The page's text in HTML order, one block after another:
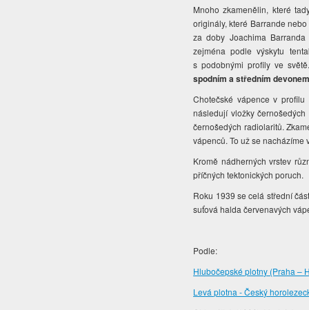
Mnoho zkamenělin, které
originály, které Barrande
za doby Joachima Barranda
zejména podle výskytu
s podobnými profily ve
spodním a středním
Chotečské vápence v
následují vložky
černošedých radiolaritů.
vápenců. To už se nacházíme
Kromě nádherných vrstev
příčných tektonických poruch.
Roku 1939 se celá střední
suťová halda červenavých
Podle:
Hlubočepské plotny (Praha –
Levá plotna - Český